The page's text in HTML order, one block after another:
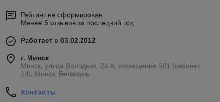
Рейтинг не сформирован
Менее 5 отзывов за последний год
Работает с 03.02.2012
г. Минск
Минск, улица Володько, 24 А, помещение 501 (кабинет
14), Минск, Беларусь
Контакты